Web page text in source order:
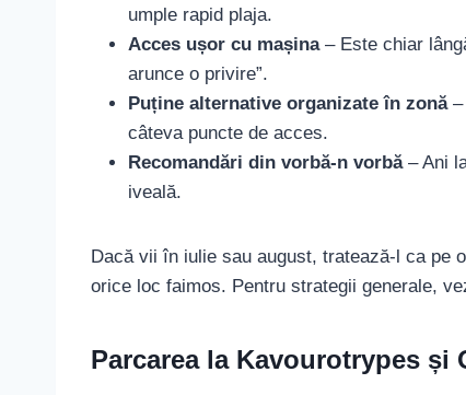
umple rapid plaja.
Acces ușor cu mașina– Este chiar
arunce o privire”.
Puține alternative organizate în zonă–
câteva puncte de acces.
Recomandări din vorbă-n vorbă– Ani
iveală.
Dacă vii în iulie sau august, tratează-l ca pe
orice loc faimos. Pentru strategii generale,
Parcarea la Kavourotrypes și